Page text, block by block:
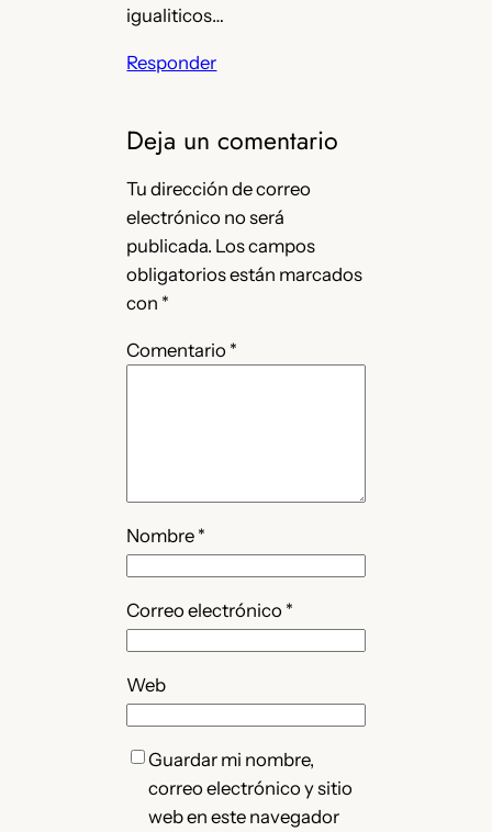
igualiticos…
Responder
Deja un comentario
Tu dirección de correo
electrónico no será
publicada. Los campos
obligatorios están marcados
con *
Comentario *
Nombre *
Correo electrónico *
Web
Guardar mi nombre,
correo electrónico y sitio
web en este navegador